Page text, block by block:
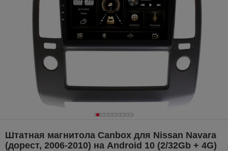
Штатная магнитола Canbox для Nissan Navara
(дорест, 2006-2010) на Android 10 (2/32Gb + 4G)